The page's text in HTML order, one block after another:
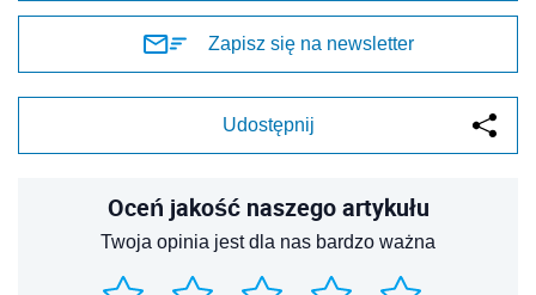
Zapisz się na newsletter
Udostępnij
Oceń jakość naszego artykułu
Twoja opinia jest dla nas bardzo ważna